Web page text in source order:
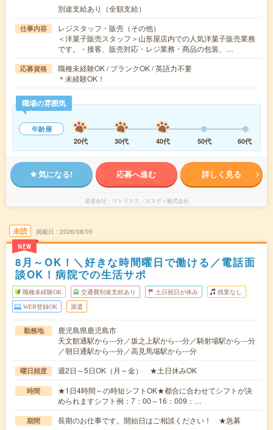
別途支給あり（全額支給）
仕事内容
レジスタッフ・販売（その他）
＜洋菓子販売スタッフ＞山形屋店内での人気洋菓子販売業務
です。・接客、販売対応・レジ業務・商品の包装、…
応募資格
職種未経験OK / ブランクOK / 英語力不要
＊未経験OK！
職場の雰囲気
年齢層
20代
30代 40代 50代 60代
気になる! 応募へ進む 詳しく見る
派遣会社 マトリクス・エスディ株式会社
未読
NEW
掲載日 2026/08/05
8月～OK！＼好きな時間曜日で働ける／電話面
談OK！病院での生活サポ
職種未経験OK 交通費別途支給あり 土日祝日が休み 残業なし
WEB登録OK 派遣
勤務地
鹿児島県鹿児島市
天文館通駅から---分／坂之上駅から---分／騎射場駅から---分
／朝日通駅から---分／高見馬場駅から---分
曜日頻度 週2日～5日OK（月～金） ★土日休みOK
時間
★1日4時間～の時短シフトOK★都合に合わせてシフトが決
められますシフト例：7：00～16：009：…
期間 長期のお仕事です。開始日はご相談ください！ ★急募